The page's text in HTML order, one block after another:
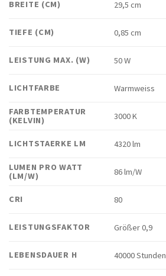
BREITE (CM) 29,5 cm
TIEFE (CM) 0,85 cm
LEISTUNG MAX. (W) 50 W
LICHTFARBE Warmweiss
FARBTEMPERATUR
(KELVIN)
3000 K
LICHTSTAERKE LM 4320 lm
LUMEN PRO WATT
(LM/W)
86 lm/W
CRI 80
LEISTUNGSFAKTOR Größer 0,9
LEBENSDAUER H 40000 Stunden